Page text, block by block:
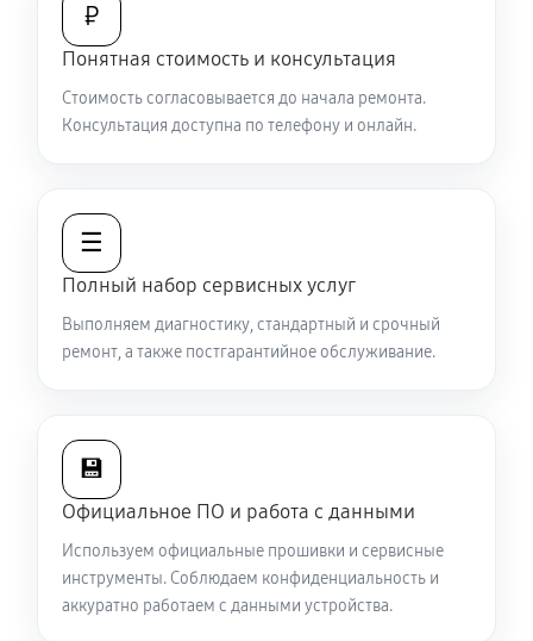
Не запускается тепловизионный прибор
Вертикальные-горизонтальные полосы в
видоискателе и на видео
5580 руб 60 минут
Полностью отсутствует изображение в
видоискателе и на видео
60 минут
₽
Понятная стоимость и консультация
Стоимость согласовывается до начала ремонта.
Консультация доступна по телефону и онлайн.
☰
Полный набор сервисных услуг
Выполняем диагностику, стандартный и срочный
ремонт, а также постгарантийное обслуживание.
💾
Официальное ПО и работа с данными
Используем официальные прошивки и сервисные
инструменты. Соблюдаем конфиденциальность и
аккуратно работаем с данными устройства.